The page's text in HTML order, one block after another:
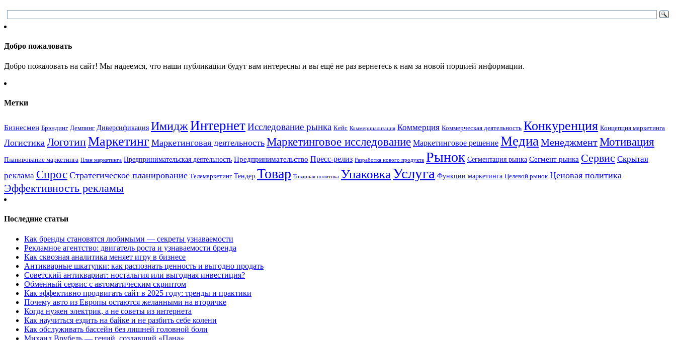
Добро пожаловать
Добро пожаловать на сайт! Мы надеемся, что наши публикации будут вам интересны и вы ещё не раз вернетесь к нам за новой порцией информации.
Метки
Бизнесмен Брэндинг Демпинг Диверсификация ИмиджИнтернетИсследование рынка Кейс Коммерциализация Коммерция Коммерческая деятельность Конкуренция Концепция маркетинга
Логистика ЛоготипМаркетинг Маркетинговая деятельность Маркетинговое исследование Маркетинговое решение МедиаМенеджментМотивация
Планирование маркетинга План маркетинга Предпринимательская деятельность Предпринимательство Пресс-релиз Разработка нового продукта Рынок Сегментация рынка Сегмент рынка Сервис Скрытая
реклама Спрос Стратегическое планирование Телемаркетинг Тендер Товар Товарная политика Упаковка Услуга Функции маркетинга Целевой рынок Ценовая политика
Эффективность рекламы
Последние статьи
Как бренды становятся любимыми — секреты узнаваемости
Рекламное агентство: двигатель роста и узнаваемости бренда
Как сквозная аналитика меняет игру в бизнесе
Антикварные шкатулки: как распознать ценность и выгодно продать
Советский антиквариат: ностальгия или выгодная инвестиция?
Обменный сервис с автоматическим скриптом
Как эффективно продвигать сайт в 2025 году: тренды и практики
Почему авто из Европы остаются желанными на вторичке
Когда нужен электрик, а не советы из интернета
Как научиться ездить на байке и не разбить себе колени
Как обслуживать бассейн без лишней головной боли
Михаил Врубель — гений, создавший «Пана»